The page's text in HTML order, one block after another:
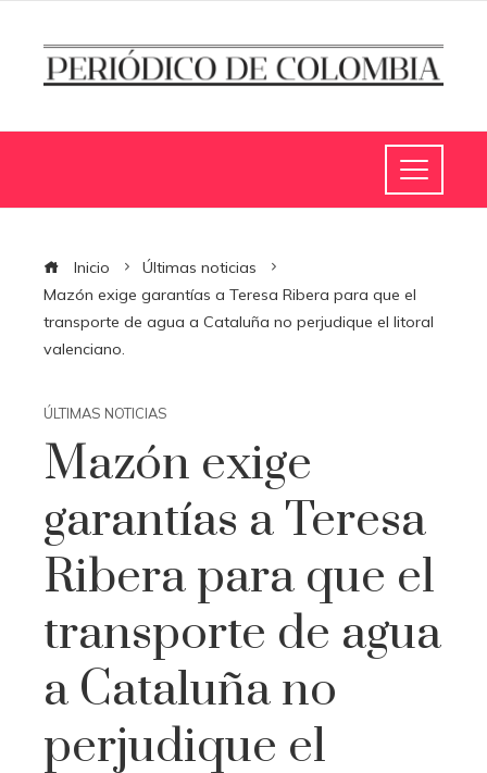
Inicio
Últimas noticias
Mazón exige garantías a Teresa Ribera para que el
transporte de agua a Cataluña no perjudique el litoral
valenciano.
ÚLTIMAS NOTICIAS
Mazón exige
garantías a Teresa
Ribera para que el
transporte de agua
a Cataluña no
perjudique el